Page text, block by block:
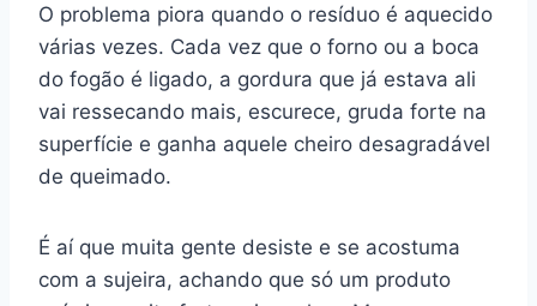
O problema piora quando o resíduo é aquecido
várias vezes. Cada vez que o forno ou a boca
do fogão é ligado, a gordura que já estava ali
vai ressecando mais, escurece, gruda forte na
superfície e ganha aquele cheiro desagradável
de queimado.
É aí que muita gente desiste e se acostuma
com a sujeira, achando que só um produto